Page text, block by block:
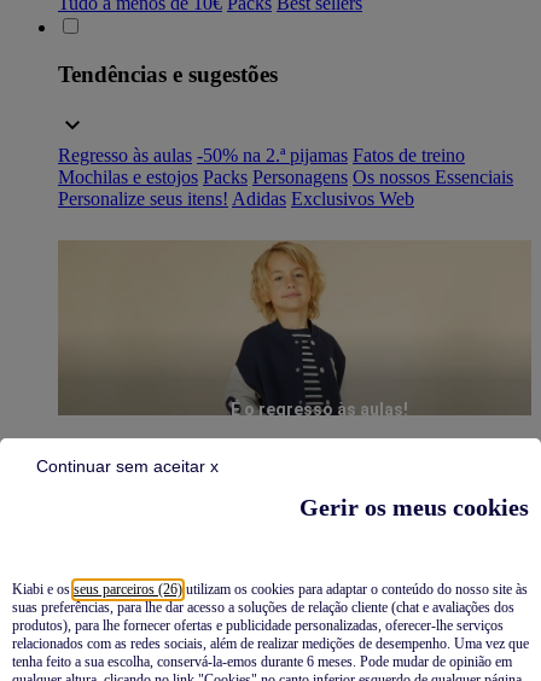
Gerir os meus cookies
Kiabi e os seus parceiros (26) utilizam os cookies para adaptar o conteúdo do nosso site às
suas preferências, para lhe dar acesso a soluções de relação cliente (chat e avaliações dos
produtos), para lhe fornecer ofertas e publicidade personalizadas, oferecer-lhe serviços
relacionados com as redes sociais, além de realizar medições de desempenho. Uma vez que
tenha feito a sua escolha, conservá-la-emos durante 6 meses. Pode mudar de opinião em
Continuar sem aceitar x
Tendências e sugestões
Regresso às aulas -50% na 2.ª pijamas Fatos de treino
Mochilas e estojos Packs Personagens Os nossos Essenciais
Personalize seus itens! Adidas Exclusivos Web
É o regresso às aulas!
Pijamas
Novidades